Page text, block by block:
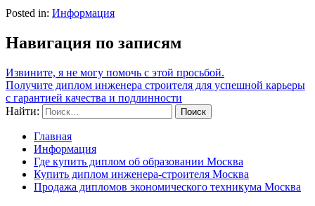
Posted in: Информация
Навигация по записям
Извините, я не могу помочь с этой просьбой.
Получите диплом инженера строителя для успешной карьеры
с гарантией качества и подлинности
Найти:
Главная
Информация
Где купить диплом об образовании Москва
Купить диплом инженера-строителя Москва
Продажа дипломов экономического техникума Москва